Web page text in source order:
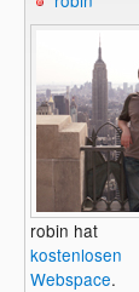
robin hat
kostenlosen
Webspace.